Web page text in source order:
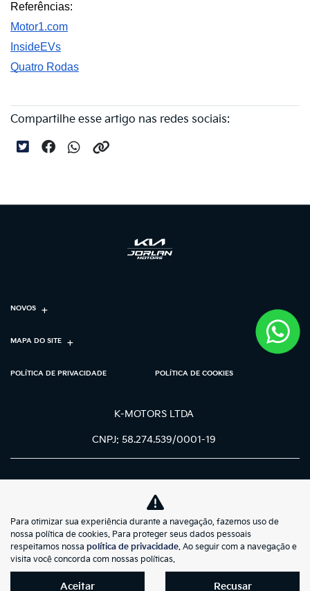
Referências:
Motor1.com
InsideEVs
Quatro Rodas
Compartilhe esse artigo nas redes sociais:
NOVOS
MAPA DO SITE
POLÍTICA DE PRIVACIDADE POLÍTICA DE COOKIES
K-MOTORS LTDA
CNPJ: 58.274.539/0001-19
No trânsito, enxergar o outro salva
vidas.
Para otimizar sua experiência durante a navegação, fazemos uso de
nossa política de cookies. Para proteger seus dados pessoais
respeitamos nossa política de privacidade. Ao seguir com a navegação e
visita você concorda com nossas políticas.
Aceitar Recusar